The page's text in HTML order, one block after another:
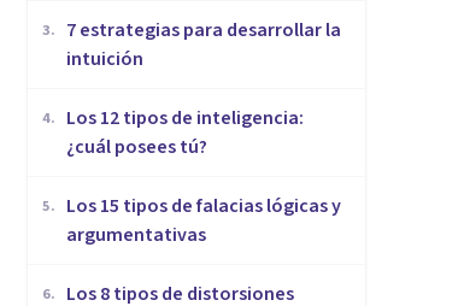
3.
7 estrategias para desarrollar la
intuición
4.
Los 12 tipos de inteligencia:
¿cuál posees tú?
5.
Los 15 tipos de falacias lógicas y
argumentativas
6.
Los 8 tipos de distorsiones